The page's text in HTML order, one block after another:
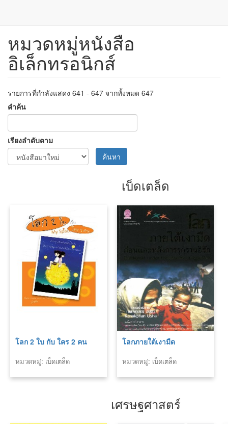
ข้าม
เนื้อหา
หมวดหมู่หนังสือ
อิเล็กทรอนิกส์
รายการที่กำลังแสดง 641 - 647 จากทั้งหมด 647
คำค้น
เรียงลำดับตาม
ค้นหา
เบ็ดเตล็ด
โลก 2 ใบ กับ ใคร 2 คน
หมวดหมู่: เบ็ดเตล็ด
โลกภายใต้เงามืด
หมวดหมู่: เบ็ดเตล็ด
เศรษฐศาสตร์